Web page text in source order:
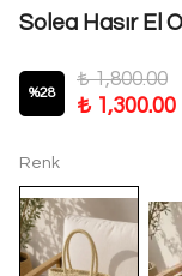
Solea Hasır El
%28
₺ 1,800.00
₺ 1,300.00
Renk